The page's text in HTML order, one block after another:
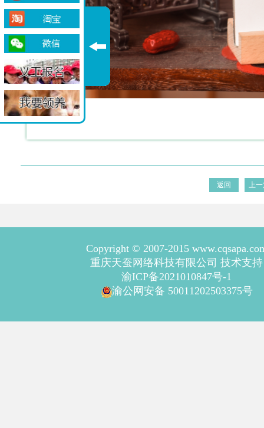
返回 上
Copyright © 2007-2015
重庆天蚕网络科技有限公司 技术支持
渝ICP备2021010847号-1
渝公网安备 50011202503375号